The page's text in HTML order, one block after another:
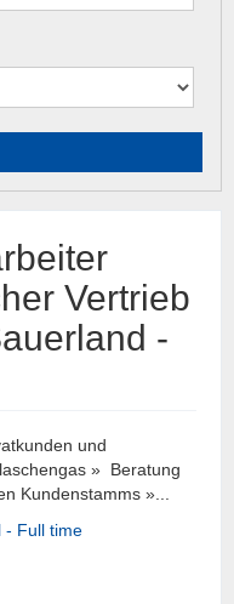
Vertrieb
-
und
» Beratung
Kundenstamms »...
- Full time